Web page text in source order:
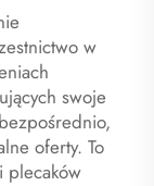
w
swoje
oferty. To
plecaków